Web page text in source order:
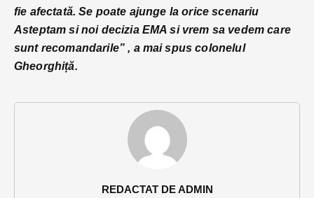
REDACTAT DE ADMIN
fie afectată. Se poate ajunge la orice scenariu
Asteptam si noi decizia EMA si vrem sa vedem care
sunt recomandarile” , a mai spus colonelul
Gheorghiță.